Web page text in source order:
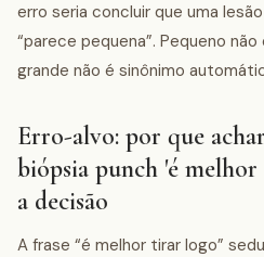
erro seria concluir que uma
“parece pequena”. Pequeno
grande não é sinônimo
Erro-alvo: por que
biópsia punch 'é
a decisão
A frase “é melhor tirar logo”